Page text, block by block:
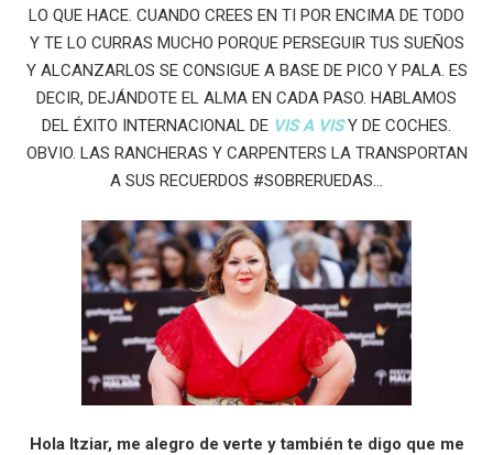
LO QUE HACE. CUANDO CREES EN TI POR ENCIMA DE TODO
Y TE LO CURRAS MUCHO PORQUE PERSEGUIR TUS SUEÑOS
Y ALCANZARLOS SE CONSIGUE A BASE DE PICO Y PALA. ES
DECIR, DEJÁNDOTE EL ALMA EN CADA PASO. HABLAMOS
DEL ÉXITO INTERNACIONAL DE VIS A VIS Y DE COCHES.
OBVIO. LAS RANCHERAS Y CARPENTERS LA TRANSPORTAN
A SUS RECUERDOS #SOBRERUEDAS…
Hola Itziar, me alegro de verte y también te digo que me